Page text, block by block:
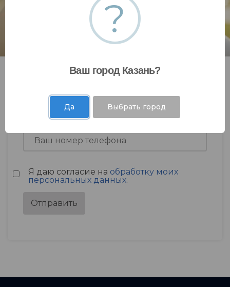
Я даю согласие на обработку моих
персональных данных.
Отправить
?
Ваш город Казань?
Да Выбрать город